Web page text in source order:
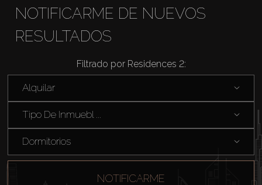
Comprar
Alquilar
NOTIFICARME DE NUEVOS
RESULTADOS
Filtrado por Residences 2:
Alquilar
Tipo De Inmuebl ...
Dormitorios
NOTIFICARME